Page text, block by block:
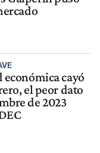
económica cayó
el peor dato
de 2023